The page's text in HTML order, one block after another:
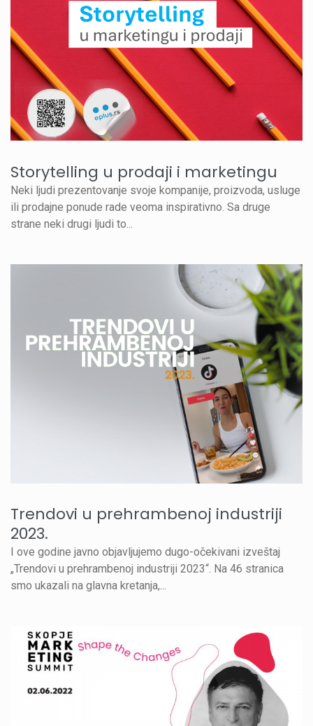
Storytelling u prodaji i marketingu
Neki ljudi prezentovanje svoje kompanije, proizvoda, usluge
ili prodajne ponude rade veoma inspirativno. Sa druge
strane neki drugi ljudi to...
Trendovi u prehrambenoj industriji
2023.
I ove godine javno objavljujemo dugo-očekivani izveštaj
„Trendovi u prehrambenoj industriji 2023“. Na 46 stranica
smo ukazali na glavna kretanja,...